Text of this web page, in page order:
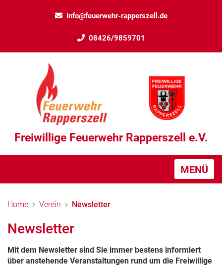
info@feuerwehr-rapperszell.de
08426/9859701
Freiwillige Feuerwehr Rapperszell e.V.
MENÜ
Home Verein Newsletter
Newsletter
Mit dem Newsletter sind Sie immer bestens informiert
über anstehende Veranstaltungen rund um die Freiwillige